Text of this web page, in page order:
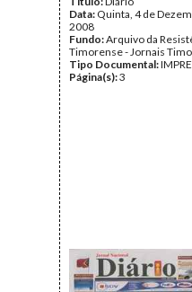
Data: Quinta, 4 de
2008
Fundo:Arquivo da
Timorense - Jornais
Tipo Documental:
Página(s):3